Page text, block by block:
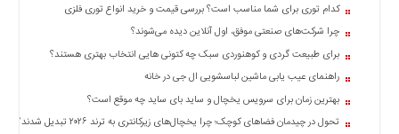
کدام توری برای شما مناسب است؟ بررسی قیمت و خرید انواع توری فلزی
چرا شرکت‌های صنعتی موفق، اول آنلاین دیده می‌شوند؟
برای طبیعت گردی و کوهنوردی سبک چه کتونی هایی انتخاب بهتری هستند؟
راهنمای عیب یابی ماشین لباسشویی ال جی در خانه
بهترین زمان برای سرویس یخچال و ساید بای ساید چه موقع است؟
تحول در چیدمان فضاهای کوچک؛ چرا یخچال‌های زیرکانتری به ترند ۲۰۲۶ تبدیل شدند؟